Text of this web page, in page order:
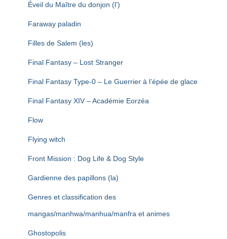
Éveil du Maître du donjon (l’)
Faraway paladin
Filles de Salem (les)
Final Fantasy – Lost Stranger
Final Fantasy Type-0 – Le Guerrier à l’épée de glace
Final Fantasy XIV – Académie Eorzéa
Flow
Flying witch
Front Mission : Dog Life & Dog Style
Gardienne des papillons (la)
Genres et classification des
mangas/manhwa/manhua/manfra et animes
Ghostopolis